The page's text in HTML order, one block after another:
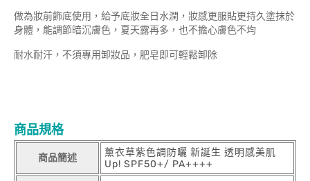
做為妝前飾底使用，給予底妝全日水潤，妝感更服貼更持久塗抹於
身體，能調節暗沉膚色，夏天露再多，也不擔心膚色不均
耐水耐汗，不須專用卸妝品，肥皂即可輕鬆卸除
商品規格
商品簡述
薰衣草紫色調防曬 新誕生 透明感美肌
Up! SPF50+/ PA++++